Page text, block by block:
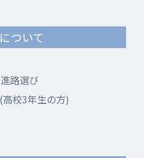
ついて
路選び
校3年生の方)